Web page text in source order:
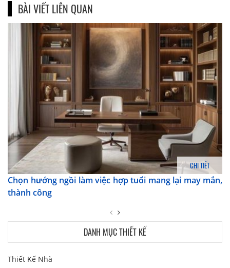
BÀI VIẾT LIÊN QUAN
CHI TIẾT
Chọn hướng ngồi làm việc hợp tuổi mang lại may mắn,
thành công
DANH MỤC THIẾT KẾ
Thiết Kế Nhà